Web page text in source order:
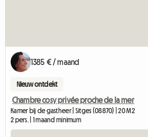
1385 € / maand
Nieuw ontdekt
Chambre cosy privée proche de la mer
Kamer bij de gastheer | Sitges (08870) | 20 M2
2 pers. | 1 maand minimum